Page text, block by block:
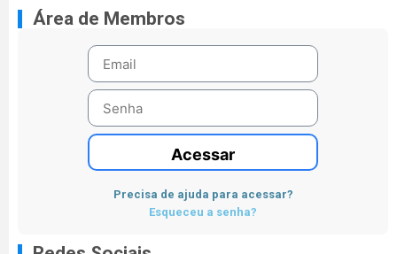
Área de Membros
Acessar
Precisa de ajuda para acessar?
Esqueceu a senha?